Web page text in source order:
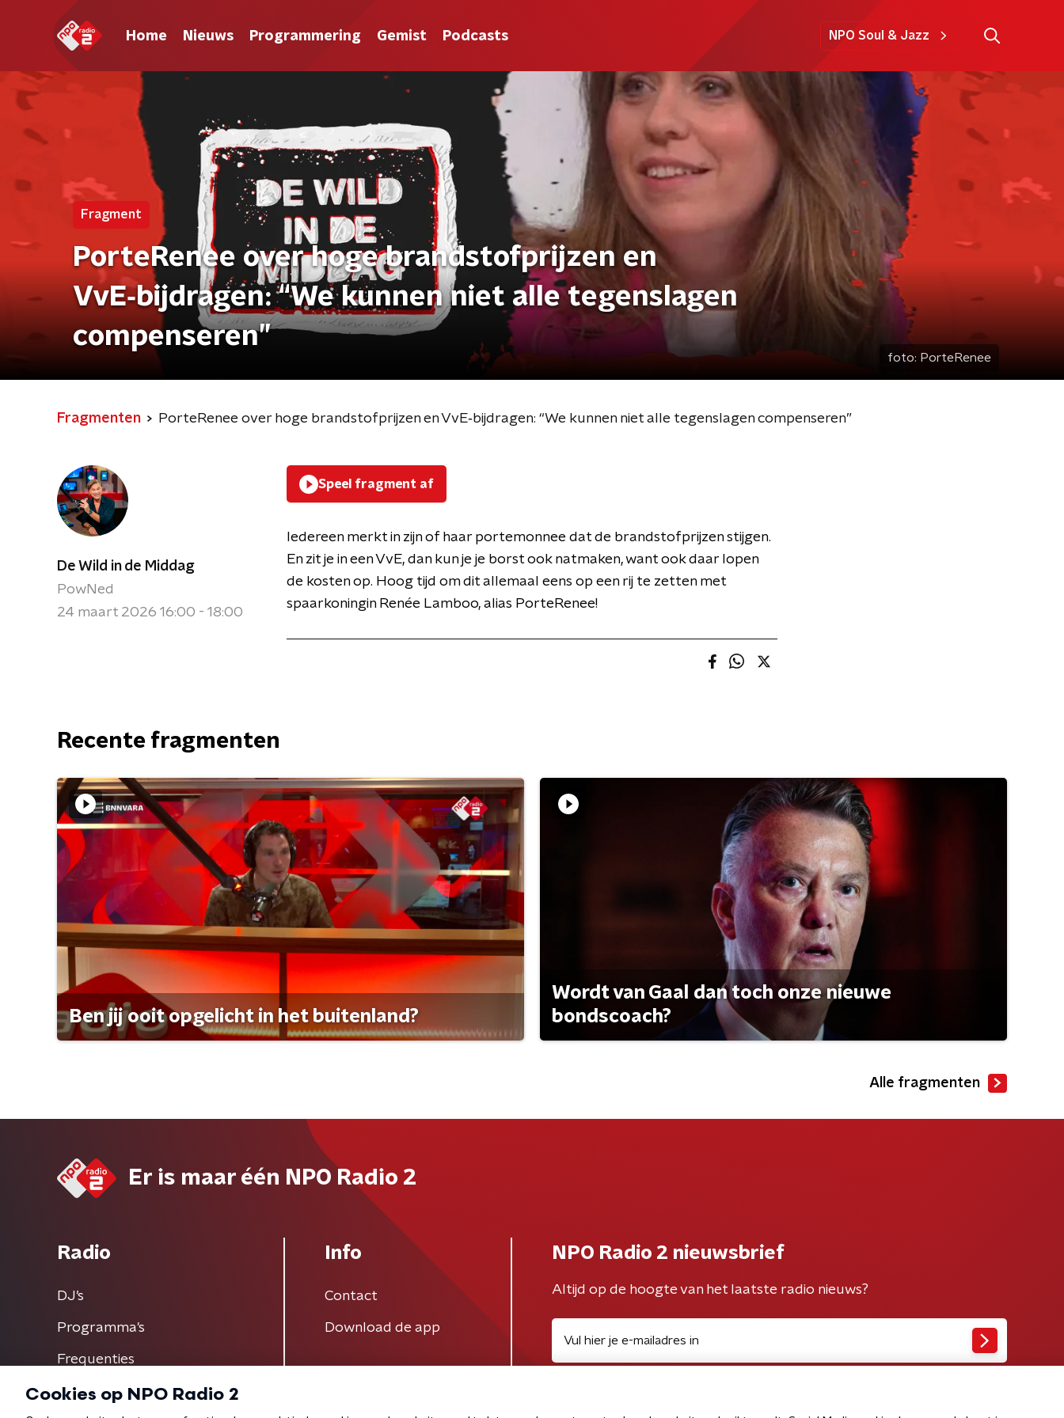
Home Nieuws Programmering Gemist Podcasts NPO Soul & Jazz
Fragment
PorteRenee over hoge brandstofprijzen en
VvE‑bijdragen: “We kunnen niet alle tegenslagen
compenseren”
foto: PorteRenee
Fragmenten PorteRenee over hoge brandstofprijzen en VvE‑bijdragen: “We kunnen niet alle tegenslagen compenseren”
De Wild in de Middag
PowNed
24 maart 2026 16:00 - 18:00
Speel fragment af
Iedereen merkt in zijn of haar portemonnee dat de brandstofprijzen stijgen.
En zit je in een VvE, dan kun je je borst ook natmaken, want ook daar lopen
de kosten op. Hoog tijd om dit allemaal eens op een rij te zetten met
spaarkoningin Renée Lamboo, alias PorteRenee!
Recente fragmenten
Ben jij ooit opgelicht in het buitenland?
Wordt van Gaal dan toch onze nieuwe
bondscoach?
Alle fragmenten
Er is maar één NPO Radio 2
Radio
DJ’s
Programma's
Frequenties
Info
Contact
Download de app
NPO Radio 2 nieuwsbrief
Altijd op de hoogte van het laatste radio nieuws?